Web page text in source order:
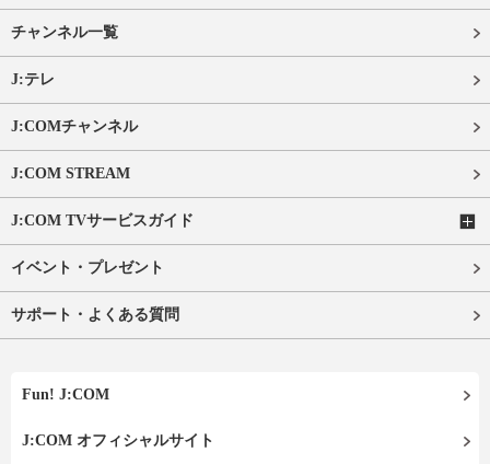
チャンネル一覧
J:テレ
J:COMチャンネル
J:COM STREAM
J:COM TVサービスガイド
イベント・プレゼント
サポート・よくある質問
Fun! J:COM
J:COM オフィシャルサイト